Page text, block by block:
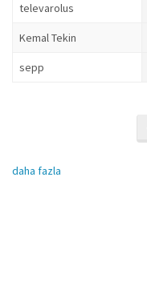
televarolus
Kemal Tekin
sepp
daha fazla